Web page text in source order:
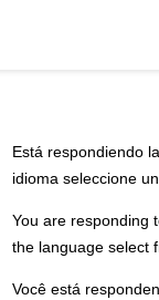
Está respondiendo
idioma seleccione
You are responding
the language select
Você está